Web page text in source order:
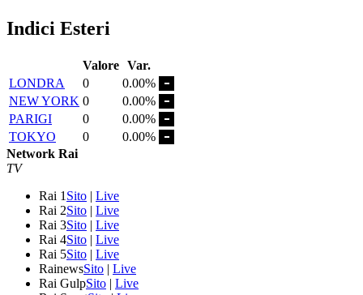
Indici Esteri
Valore Var.
LONDRA
0
0.00%
NEW YORK 0
0.00%
PARIGI
0
0.00%
TOKYO
0
0.00%
Network Rai
TV
Rai 1 Sito | Live
Rai 2Sito | Live
Rai 3Sito | Live
Rai 4Sito | Live
Rai 5Sito | Live
RainewsSito | Live
Rai GulpSito | Live